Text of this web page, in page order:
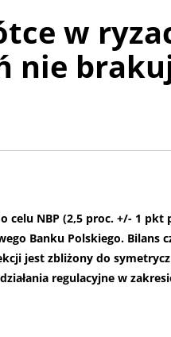
w
nie
celu NBP (2,5 proc. +/- 1
Banku Polskiego. Bilans
jest zbliżony do
regulacyjne w